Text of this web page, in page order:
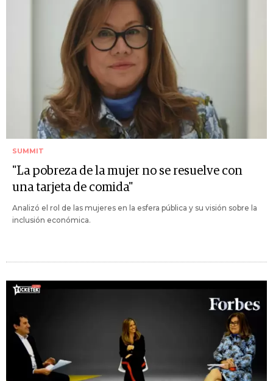
SUMMIT
"La pobreza de la mujer no se resuelve con
una tarjeta de comida"
Analizó el rol de las mujeres en la esfera pública y su visión sobre la
inclusión económica.